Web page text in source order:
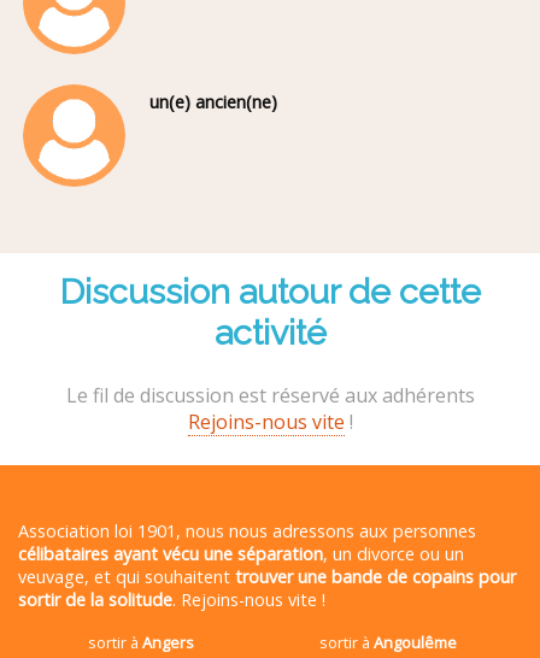
un(e) ancien(ne)
Discussion autour de cette
activité
Le fil de discussion est réservé aux adhérents
Rejoins-nous vite !
Association loi 1901, nous nous adressons aux personnes
célibataires ayant vécu une séparation, un divorce ou un
veuvage, et qui souhaitent trouver une bande de copains pour
sortir de la solitude. Rejoins-nous vite !
sortir àAngers sortir àAngoulême